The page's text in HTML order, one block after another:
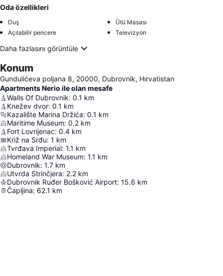
Oda özellikleri
Duş
Ütü Masası
Açılabilir pencere
Televizyon
Daha fazlasını görüntüle
Konum
Gundulićeva poljana 8, 20000, Dubrovnik, Hırvatistan
Apartments Nerio ile olan mesafe
Walls Of Dubrovnik: 0.1 km
Knežev dvor: 0.1 km
Kazalište Marina Držića: 0.1 km
Maritime Museum: 0.2 km
Fort Lovrijenac: 0.4 km
Križ na Srđu: 1 km
Tvrđava Imperial: 1.1 km
Homeland War Museum: 1.1 km
Dubrovnik: 1.7 km
Utvrda Strinčjera: 2.2 km
Dubrovnik Ruđer Bošković Airport: 15.6 km
Čapljina: 62.1 km